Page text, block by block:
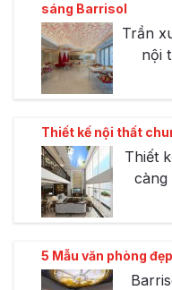
sáng Barrisol
Trần
nội
Thiết kế nội thất
Thiết
càng
5 Mẫu văn phòng